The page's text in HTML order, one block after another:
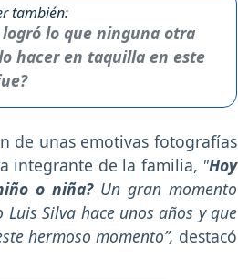
también:
lo que ninguna otra
hacer en taquilla en este
de unas emotivas fotografías
integrante de la familia, "Hoy
o niña? Un gran momento
Silva hace unos años y que
hermoso momento”, destacó